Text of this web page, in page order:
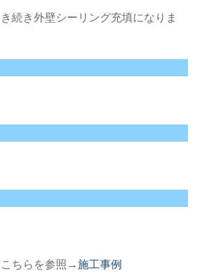
続き外壁シーリング充填になりま
ちらを参照→施工事例